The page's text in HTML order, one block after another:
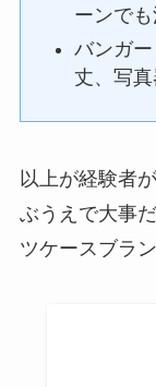
ーンでも
バンガ
丈、写真
以上が経験者
ぶうえで大事
ツケースブラ